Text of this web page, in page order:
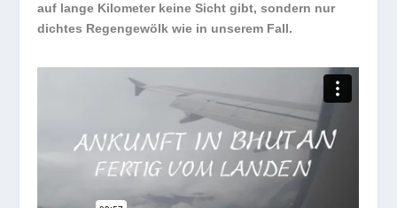
auf lange Kilometer keine Sicht gibt, sondern nur
dichtes Regengewölk wie in unserem Fall.